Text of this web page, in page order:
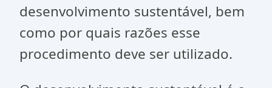
desenvolvimento sustentável, bem
como por quais razões esse
procedimento deve ser utilizado.